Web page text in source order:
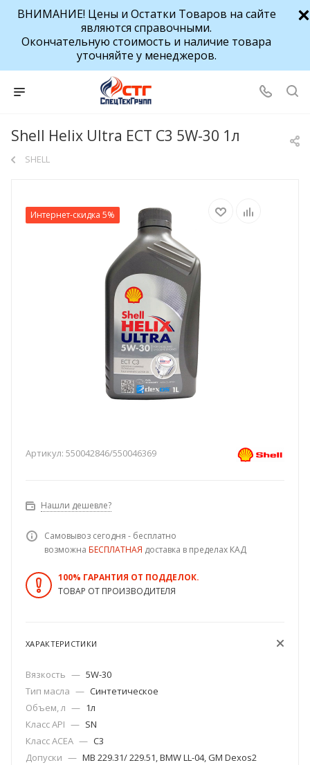
ВНИМАНИЕ! Цены и Остатки Товаров на сайте
являются справочными.
Окончательную стоимость и наличие товара
уточняйте у менеджеров.
Shell Helix Ultra ECT C3 5W-30 1л
SHELL
Интернет-скидка 5%
Артикул: 550042846/550046369
Нашли дешевле?
Самовывоз сегодня - бесплатно
возможна БЕСПЛАТНАЯ доставка в пределах КАД
100% ГАРАНТИЯ ОТ ПОДДЕЛОК.
ТОВАР ОТ ПРОИЗВОДИТЕЛЯ
ХАРАКТЕРИСТИКИ
Вязкость — 5W-30
Тип масла — Синтетическое
Объем, л — 1л
Класс API — SN
Класс ACEA — С3
Допуски — MB 229.31/ 229.51, BMW LL-04, GM Dexos2